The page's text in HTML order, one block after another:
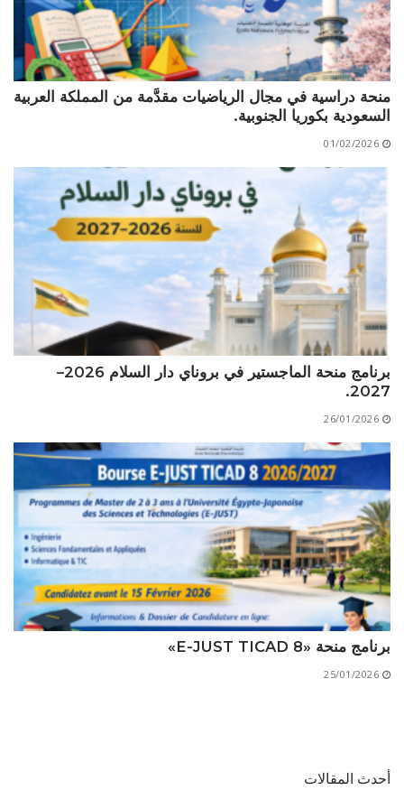
الأقــســــام الـتـحــضـيـريـــة
البرنامج الدراسي
عروض التكوين
التربصات
الشهادات
ميثاق الأداب والأخلاقيات الجامعية
منحة دراسية في مجال الرياضيات مقدَّمة من المملكة العربية
السعودية بكوريا الجنوبية.
01/02/2026
برنامج منحة الماجستير في بروناي دار السلام 2026–
2027.
26/01/2026
برنامج منحة «E-JUST TICAD 8»
25/01/2026
أحدث المقالات